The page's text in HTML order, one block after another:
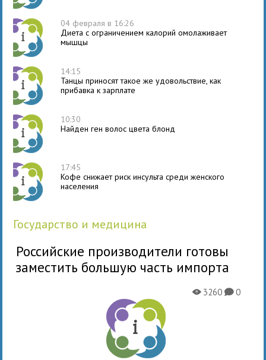
04 февраля в 16:26
Диета с ограничением калорий омолаживает
мышцы
14:15
Танцы приносят такое же удовольствие, как
прибавка к зарплате
10:30
Найден ген волос цвета блонд
17:45
Кофе снижает риск инсульта среди женского
населения
государство и медицина
Российские производители готовы
заместить большую часть импорта
X3260K0